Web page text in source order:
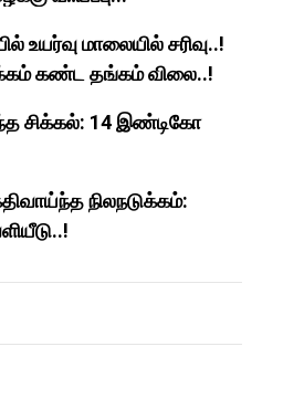
உயர்வு மாலையில் சரிவு..!
கண்ட தங்கம் விலை..!
சிக்கல்: 14 இண்டிகோ
நிலநடுக்கம்: